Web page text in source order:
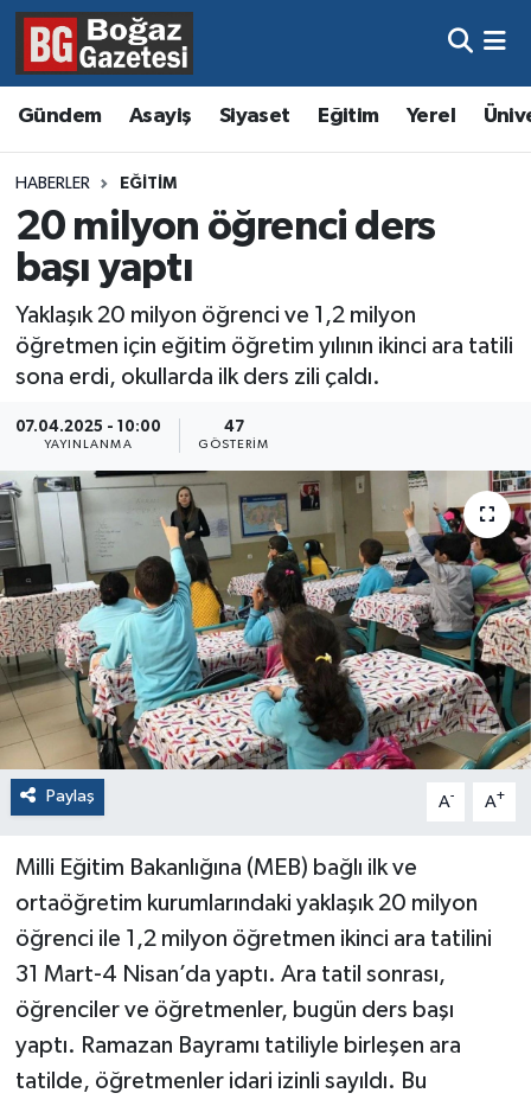
Gündem Asayiş Siyaset Eğitim Yerel
HABERLER EĞITIM
20 milyon öğrenci ders
başı yaptı
Yaklaşık 20 milyon öğrenci ve 1,2 milyon
öğretmen için eğitim öğretim yılının ikinci ara tatili
sona erdi, okullarda ilk ders zili çaldı.
07.04.2025 - 10:00
YAYINLANMA
47
GÖSTERIM
Paylaş A- A+
Milli Eğitim Bakanlığına (MEB) bağlı ilk ve
ortaöğretim kurumlarındaki yaklaşık 20 milyon
öğrenci ile 1,2 milyon öğretmen ikinci ara tatilini
31 Mart-4 Nisan’da yaptı. Ara tatil sonrası,
öğrenciler ve öğretmenler, bugün ders başı
yaptı. Ramazan Bayramı tatiliyle birleşen ara
tatilde, öğretmenler idari izinli sayıldı. Bu
Asayiş
Eğitim
Ekonomi
Gündem
Kültür ve Sanat
Magazin
Resmi İlanlar
Sağlık
Hava Durumu
Trafik Durumu
Süper Lig Puan Durumu ve Fikstür
Tüm Manşetler
Son Dakika Haberleri
Haber Arşivi